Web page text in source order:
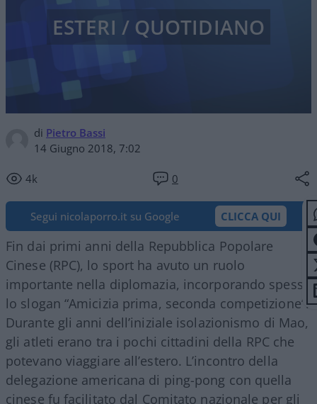
di Pietro Bassi
14 Giugno 2018, 7:02
4k 0
ESTERI / QUOTIDIANO
Segui nicolaporro.it su Google CLICCA QUI
Fin dai primi anni della Repubblica Popolare
Cinese (RPC), lo sport ha avuto un ruolo
importante nella diplomazia, incorporando spesso
lo slogan “Amicizia prima, seconda competizione”.
Durante gli anni dell’iniziale isolazionismo di Mao,
gli atleti erano tra i pochi cittadini della RPC che
potevano viaggiare all’estero. L’incontro della
delegazione americana di ping-pong con quella
cinese fu facilitato dal Comitato nazionale per gli